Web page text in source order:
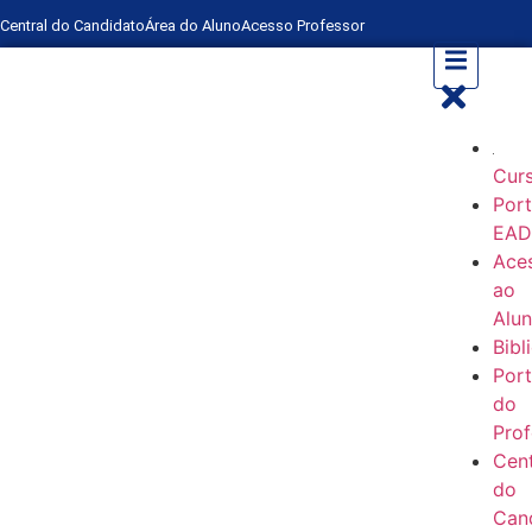
Central do CandidatoÁrea do AlunoAcesso Professor
EAD
ao
do
do